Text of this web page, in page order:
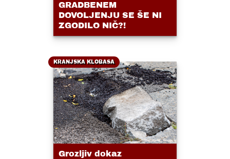
GRADBENEM
DOVOLJENJU SE ŠE NI
ZGODILO NIČ?!
KRANJSKA KLOBASA
Grozljiv dokaz